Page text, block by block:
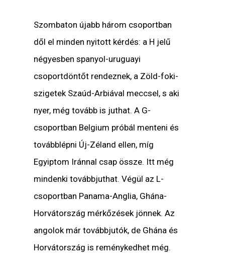
Szombaton újabb három csoportban
dől el minden nyitott kérdés: a H jelű
négyesben spanyol-uruguayi
csoportdöntőt rendeznek, a Zöld-foki-
szigetek Szaúd-Arbiával meccsel, s aki
nyer, még tovább is juthat. A G-
csoportban Belgium próbál menteni és
továbblépni Új-Zéland ellen, míg
Egyiptom Iránnal csap össze. Itt még
mindenki továbbjuthat. Végül az L-
csoportban Panama-Anglia, Ghána-
Horvátország mérkőzések jönnek. Az
angolok már továbbjutók, de Ghána és
Horvátország is reménykedhet még.